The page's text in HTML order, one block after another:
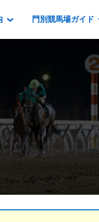
別表ダウンロード
催カレンダー
競走体系図
タリオンシリーズ競走
の発売情報(PDF)
電話・インターネット投票
場外発売所
実況・テレホンサービス
発売・払戻
門別競馬場ガイド
ンギスカン
ドカフェ